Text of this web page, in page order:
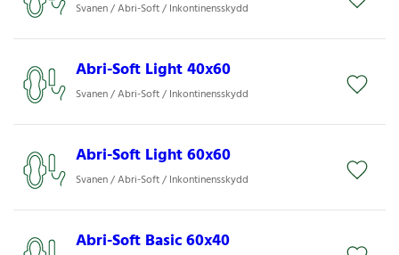
Svanen / Abri-Soft / Inkontinensskydd
Abri-Soft Light 40x60
Svanen / Abri-Soft / Inkontinensskydd
Abri-Soft Light 60x60
Svanen / Abri-Soft / Inkontinensskydd
Abri-Soft Basic 60x40